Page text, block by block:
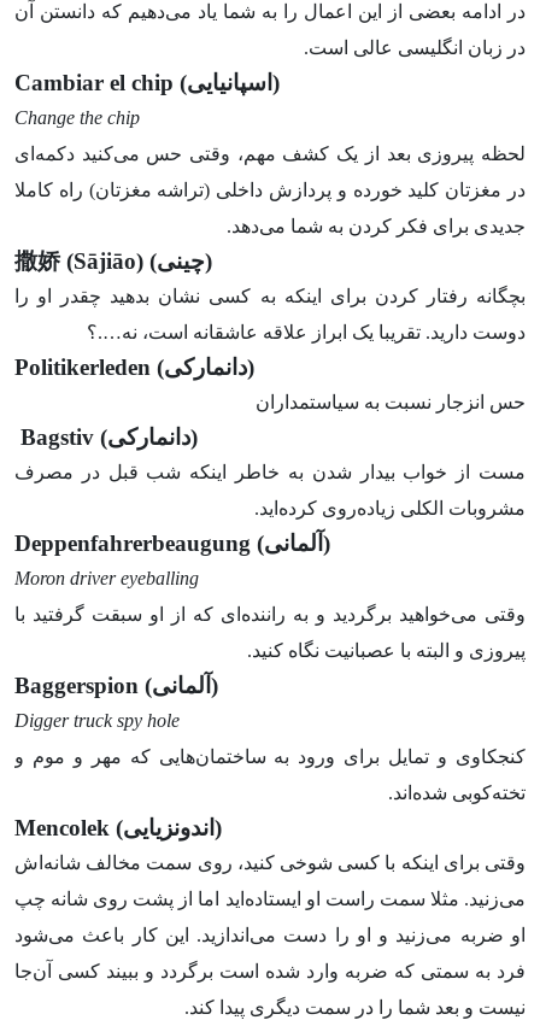
در ادامه بعضی از این اعمال را به شما یاد می‌دهیم که دانستن آن
در زبان انگلیسی عالی است.
Cambiar el chip (اسپانیایی)
Change the chip
لحظه پیروزی بعد از یک کشف مهم، وقتی حس می‌کنید دکمه‌ای
در مغزتان کلید خورده و پردازش داخلی (تراشه مغزتان) راه کاملا
جدیدی برای فکر کردن به شما می‌دهد.
撒娇(Sājiāo) (چینی)
بچگانه رفتار کردن برای اینکه به کسی نشان بدهید چقدر او را
دوست دارید. تقریبا یک ابراز علاقه عاشقانه است، نه….؟
Politikerleden (دانمارکی)
حس انزجار نسبت به سیاستمداران
Bagstiv (دانمارکی)
مست از خواب بیدار شدن به خاطر اینکه شب قبل در مصرف
مشروبات الکلی زیاده‌روی کرده‌اید.
Deppenfahrerbeaugung (آلمانی)
Moron driver eyeballing
وقتی می‌خواهید برگردید و به راننده‌ای که از او سبقت گرفتید با
پیروزی و البته با عصبانیت نگاه کنید.
Baggerspion (آلمانی)
Digger truck spy hole
کنجکاوی و تمایل برای ورود به ساختمان‌هایی که مهر و موم و
تخته‌کوبی شده‌اند.
Mencolek (اندونزیایی)
وقتی برای اینکه با کسی شوخی کنید، روی سمت مخالف شانه‌اش
می‌زنید. مثلا سمت راست او ایستاده‌اید اما از پشت روی شانه چپ
او ضربه می‌زنید و او را دست می‌اندازید. این کار باعث می‌شود
فرد به سمتی که ضربه وارد شده است برگردد و ببیند کسی آن‌جا
نیست و بعد شما را در سمت دیگری پیدا کند.